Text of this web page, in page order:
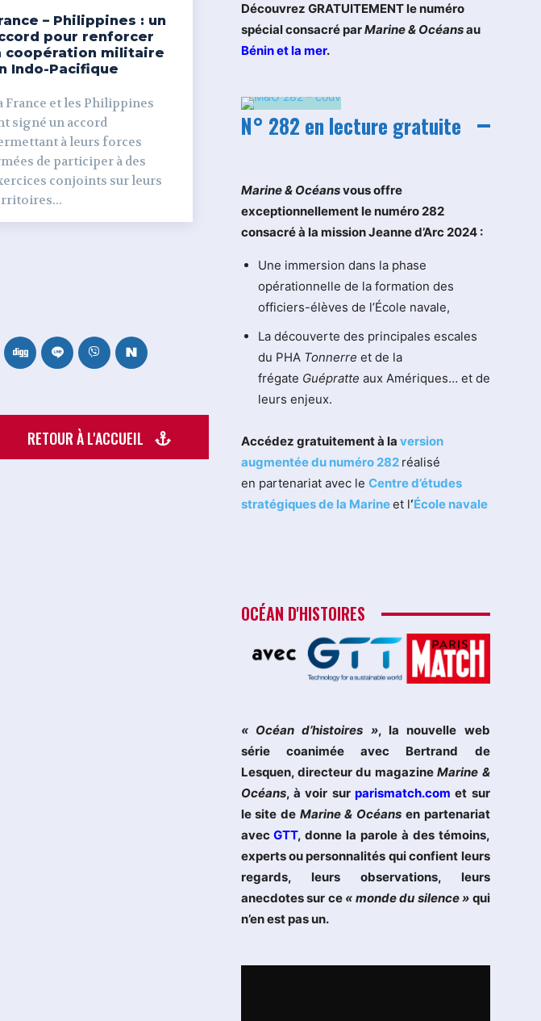
– Philippines : un
pour renforcer
coopération militaire
Indo-Pacifique
France et les Philippines
signé un accord
à leurs forces
de participer à des
conjoints sur leurs
RETOUR À L'ACCUEIL
Découvrez GRATUITEMENT le numéro
spécial consacré parMarine & Océansau
Bénin et la mer.
N° 282 en lecture gratuite
Marine & Océansvous offre
exceptionnellement le numéro 282
consacré à la mission Jeanne d’Arc 2024 :
Une immersion dans la phase
opérationnelle de la formation des
officiers-élèves de l’École navale,
La découverte des principales escales
du PHA Tonnerre et de la
frégate Guépratte aux Amériques… et de
leurs enjeux.
Accédez gratuitement à la version
augmentée du numéro 282 réalisé
en partenariat avec le Centre d’études
stratégiques de la Marineet l‘École navale
OCÉAN D'HISTOIRES
« Océan d’histoires », la nouvelle web
série coanimée avec Bertrand de
Lesquen, directeur du magazineMarine &
Océans, à voir sur parismatch.com et sur
le site de Marine & Océans en partenariat
avecGTT, donne la parole à des témoins,
experts ou personnalités qui confient leurs
regards, leurs observations, leurs
anecdotes sur ce « monde du silence » qui
n’en est pas un.